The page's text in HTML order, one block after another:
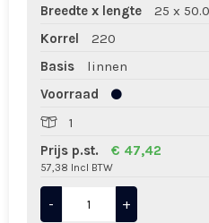
Breedte x lengte
25 x
Korrel
220
Basis
linnen
Voorraad
1
Prijs p.st.
€ 47,42
57,38 Incl BTW
- +